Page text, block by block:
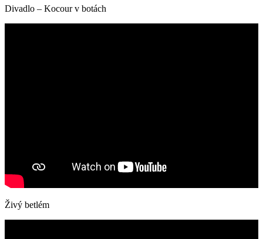
Divadlo – Kocour v botách
Živý betlém